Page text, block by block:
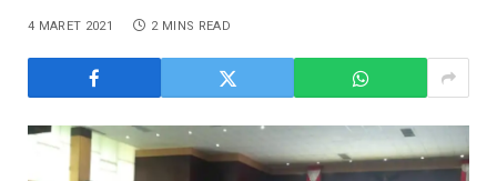
4 MARET 2021 2 MINS READ